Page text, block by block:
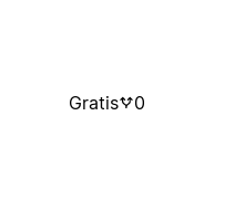
Gratis 0